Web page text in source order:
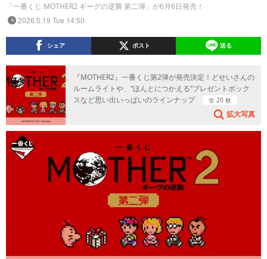
「一番くじ MOTHER2 ギーグの逆襲 第二弾」が6月6日発売！
2026.5.19 Tue 14:50
シェア ポスト 送る
『MOTHER2』一番くじ第2弾が発売決定！どせいさんの
ルームライトや、“ほんとにつかえる”プレゼントボック
スなど思い出いっぱいのラインナップ
全 20 枚
拡大写真